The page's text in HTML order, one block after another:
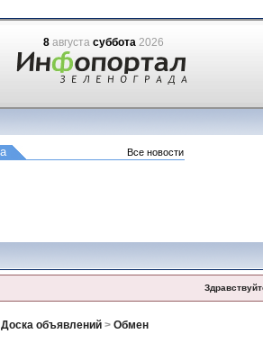
8августа суббота2026
Доска объявлений> Обмен